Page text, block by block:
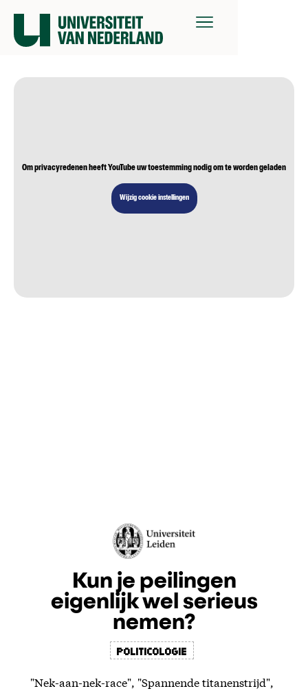
Om privacyredenen heeft YouTube uw toestemming nodig om te worden geladen
Wijzig cookie instellingen
Kun je peilingen
eigenlijk wel serieus
nemen?
Politicologie
"Nek-aan-nek-race", "Spannende titanenstrijd",